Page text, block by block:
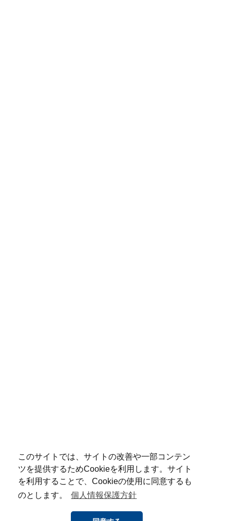
このサイトでは、サイトの改善や一部コンテン
ツを提供するためCookieを利用します。サイト
を利用することで、Cookieの使用に同意するも
のとします。
個人情報保護方針